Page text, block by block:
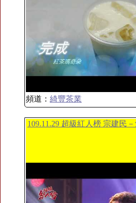
頻道： 綺豐茶業
109.11.29 超級紅人榜 宗建民